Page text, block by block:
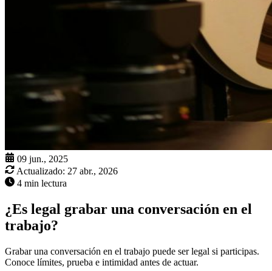
09 jun., 2025
Actualizado: 27 abr., 2026
4 min lectura
¿Es legal grabar una conversación en el
trabajo?
Grabar una conversación en el trabajo puede ser legal si participas.
Conoce límites, prueba e intimidad antes de actuar.